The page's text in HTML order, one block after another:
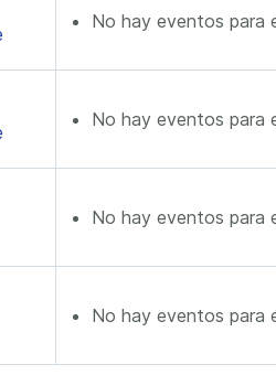
No hay eventos para
No hay eventos para
No hay eventos para
No hay eventos para